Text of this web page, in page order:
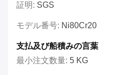
証明: SGS
モデル番号: Ni80Cr20
支払及び船積みの言葉
最小注文数量: 5 KG